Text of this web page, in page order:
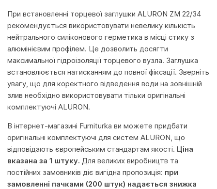
При встановленні торцевої заглушки ALURON ZM 22/34
рекомендується використовувати невелику кількість
нейтрального силіконового герметика в місці стику з
алюмінієвим профілем. Це дозволить досягти
максимальної гідроізоляції торцевого вузла. Заглушка
встановлюється натисканням до повної фіксації. Зверніть
увагу, що для коректного відведення води на зовнішній
злив необхідно використовувати тільки оригінальні
комплектуючі ALURON.
В інтернет-магазині Furniturka ви можете придбати
оригінальні комплектуючі для систем ALURON, що
відповідають європейським стандартам якості. Ціна
вказана за 1 штуку. Для великих виробництв та
постійних замовників діє вигідна пропозиція: при
замовленні пачками (200 штук) надається знижка